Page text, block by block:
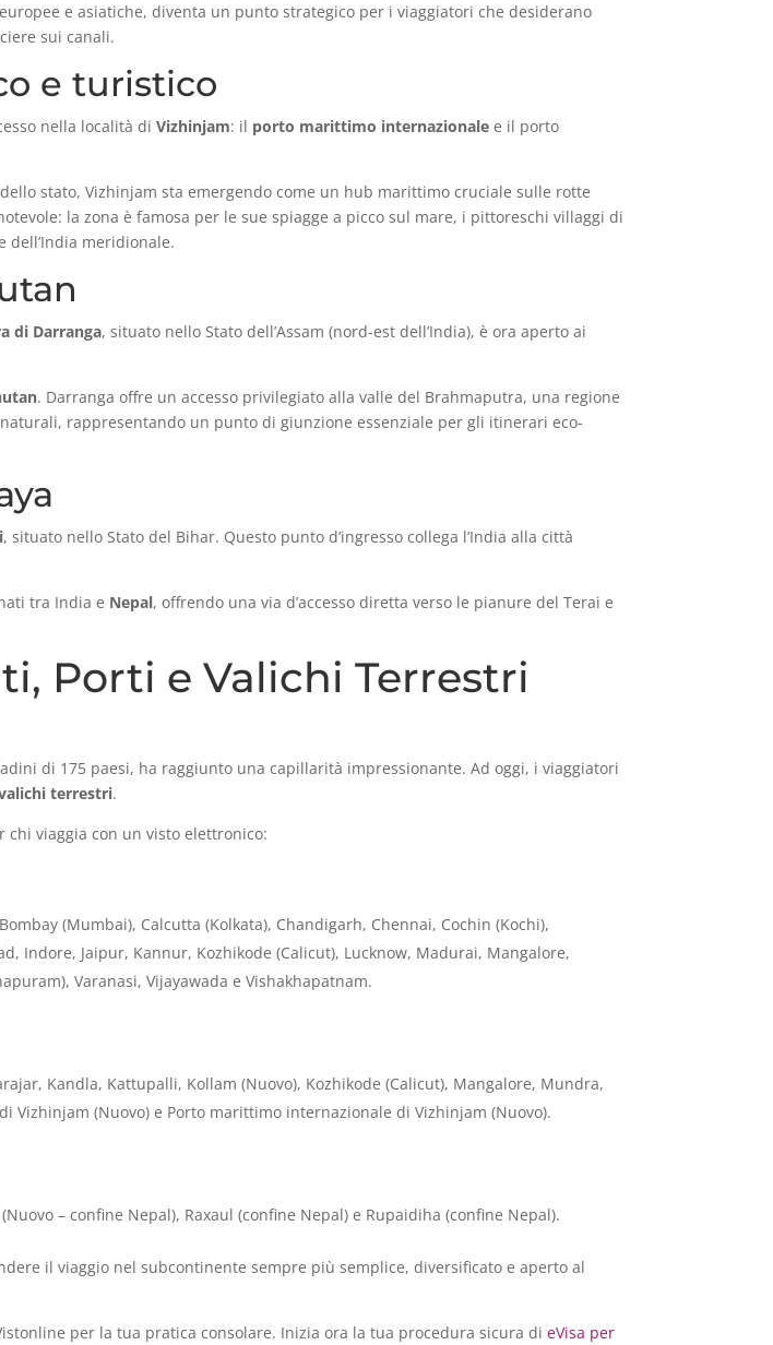
e asiatiche, diventa un punto strategico per i viaggiatori che desiderano
sui canali.
e turistico
nella località diVizhinjam: il porto marittimo internazionale e il porto
stato, Vizhinjam sta emergendo come un hub marittimo cruciale sulle rotte
la zona è famosa per le sue spiagge a picco sul mare, i pittoreschi villaggi di
dell’India meridionale.
di Darranga, situato nello Stato dell’Assam (nord-est dell’India), è ora aperto ai
. Darranga offre un accesso privilegiato alla valle del Brahmaputra, una regione
rappresentando un punto di giunzione essenziale per gli itinerari eco-
, situato nello Stato del Bihar. Questo punto d’ingresso collega l’India alla città
tra India e Nepal, offrendo una via d’accesso diretta verso le pianure del Terai e
Porti e Valichi Terrestri
di 175 paesi, ha raggiunto una capillarità impressionante. Ad oggi, i viaggiatori
terrestri.
viaggia con un visto elettronico:
(Mumbai), Calcutta (Kolkata), Chandigarh, Chennai, Cochin (Kochi),
Indore, Jaipur, Kannur, Kozhikode (Calicut), Lucknow, Madurai, Mangalore,
Varanasi, Vijayawada e Vishakhapatnam.
Kandla, Kattupalli, Kollam (Nuovo), Kozhikode (Calicut), Mangalore, Mundra,
Vizhinjam (Nuovo) e Porto marittimo internazionale di Vizhinjam (Nuovo).
– confine Nepal), Raxaul (confine Nepal) e Rupaidiha (confine Nepal).
il viaggio nel subcontinente sempre più semplice, diversificato e aperto al
per la tua pratica consolare. Inizia ora la tua procedura sicura di eVisa per